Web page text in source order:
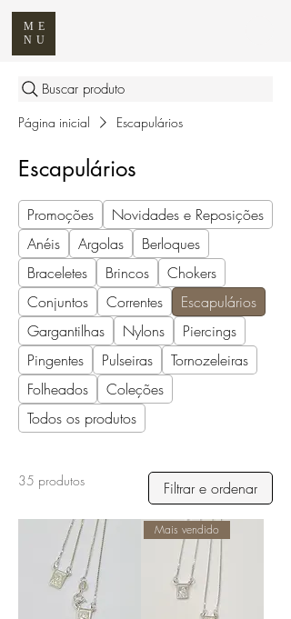
ME
NU
Buscar produto
Página inicial Escapulários
Escapulários
Promoções
Novidades e Reposições
Anéis
Argolas
Berloques
Braceletes
Brincos
Chokers
Conjuntos
Correntes
Escapulários
Gargantilhas
Nylons
Piercings
Pingentes
Pulseiras
Tornozeleiras
Folheados
Coleções
Todos os produtos
35 produtos Filtrar e ordenar
Mais vendido